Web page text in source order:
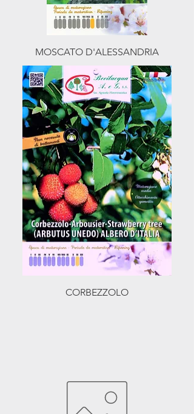
MOSCATO D'ALESSANDRIA
CORBEZZOLO